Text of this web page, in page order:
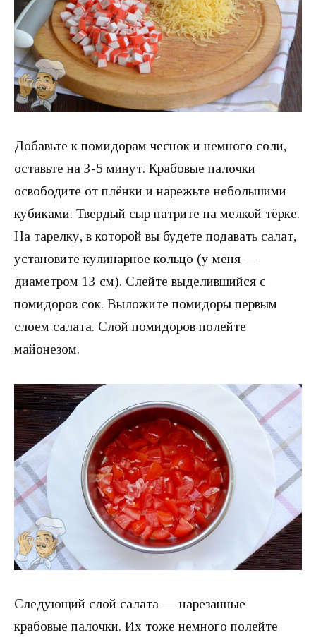
Добавьте к помидорам чеснок и немного соли,
оставьте на 3-5 минут. Крабовые палочки
освободите от плёнки и нарежьте небольшими
кубиками. Твердый сыр натрите на мелкой тёрке.
На тарелку, в которой вы будете подавать салат,
установите кулинарное кольцо (у меня —
диаметром 13 см). Слейте выделившийся с
помидоров сок. Выложите помидоры первым
слоем салата. Слой помидоров полейте
майонезом.
Следующий слой салата — нарезанные
крабовые палочки. Их тоже немного полейте